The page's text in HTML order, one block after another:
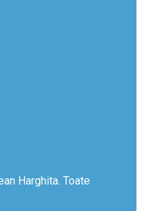
Harghita. Toate